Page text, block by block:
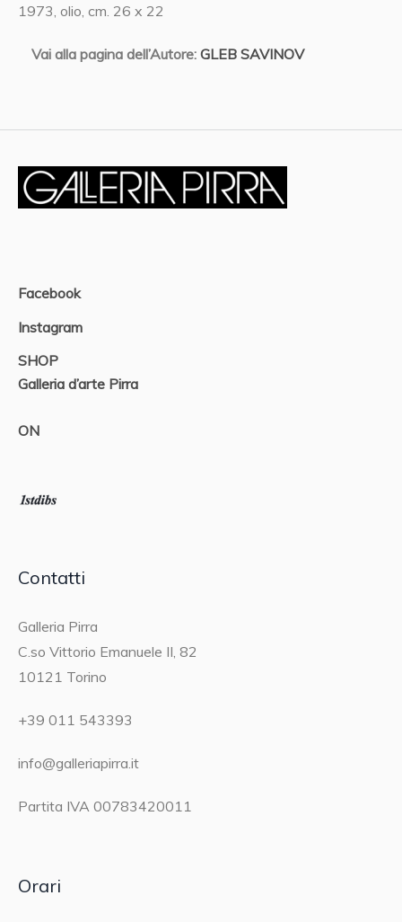
1973, olio, cm. 26 x 22
Vai alla pagina dell’Autore: GLEB SAVINOV
Facebook
Instagram
SHOP
Galleria d’arte Pirra
ON
Contatti
Galleria Pirra
C.so Vittorio Emanuele II, 82
10121 Torino
+39 011 543393
info@galleriapirra.it
Partita IVA 00783420011
Orari